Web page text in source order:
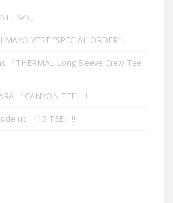
S/S』
VEST “SPECIAL ORDER”』
『THERMAL Long Sleeve Crew Tee
『CANYON TEE』‼︎
up 『15 TEE』‼︎